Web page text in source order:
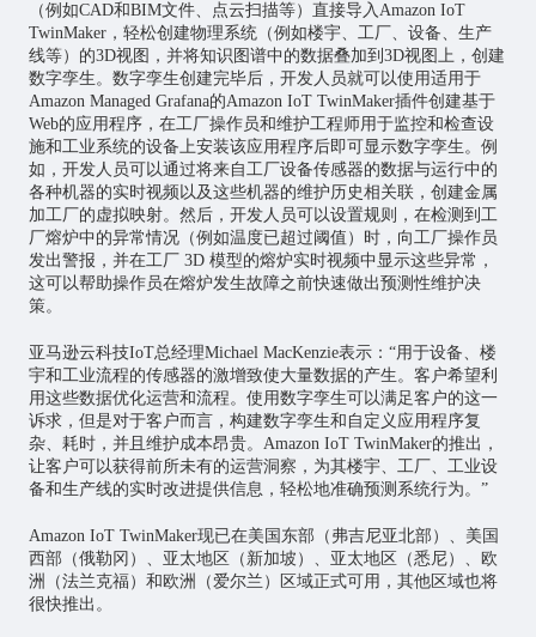
（例如CAD和BIM文件、点云扫描等）直接导入Amazon IoT
TwinMaker，轻松创建物理系统（例如楼宇、工厂、设备、生产
线等）的3D视图，并将知识图谱中的数据叠加到3D视图上，创建
数字孪生。数字孪生创建完毕后，开发人员就可以使用适用于
Amazon Managed Grafana的Amazon IoT TwinMaker插件创建基于
Web的应用程序，在工厂操作员和维护工程师用于监控和检查设
施和工业系统的设备上安装该应用程序后即可显示数字孪生。例
如，开发人员可以通过将来自工厂设备传感器的数据与运行中的
各种机器的实时视频以及这些机器的维护历史相关联，创建金属
加工厂的虚拟映射。然后，开发人员可以设置规则，在检测到工
厂熔炉中的异常情况（例如温度已超过阈值）时，向工厂操作员
发出警报，并在工厂 3D 模型的熔炉实时视频中显示这些异常，
这可以帮助操作员在熔炉发生故障之前快速做出预测性维护决
策。
亚马逊云科技IoT总经理Michael MacKenzie表示：“用于设备、楼
宇和工业流程的传感器的激增致使大量数据的产生。客户希望利
用这些数据优化运营和流程。使用数字孪生可以满足客户的这一
诉求，但是对于客户而言，构建数字孪生和自定义应用程序复
杂、耗时，并且维护成本昂贵。Amazon IoT TwinMaker的推出，
让客户可以获得前所未有的运营洞察，为其楼宇、工厂、工业设
备和生产线的实时改进提供信息，轻松地准确预测系统行为。”
Amazon IoT TwinMaker现已在美国东部（弗吉尼亚北部）、美国
西部（俄勒冈）、亚太地区（新加坡）、亚太地区（悉尼）、欧
洲（法兰克福）和欧洲（爱尔兰）区域正式可用，其他区域也将
很快推出。